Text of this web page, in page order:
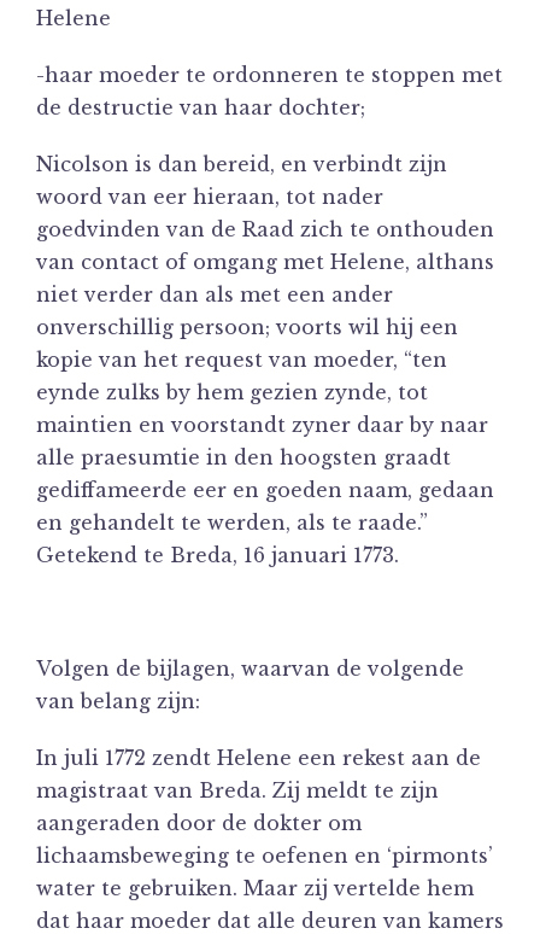
Helene
-haar moeder te ordonneren te stoppen met
de destructie van haar dochter;
Nicolson is dan bereid, en verbindt zijn
woord van eer hieraan, tot nader
goedvinden van de Raad zich te onthouden
van contact of omgang met Helene, althans
niet verder dan als met een ander
onverschillig persoon; voorts wil hij een
kopie van het request van moeder, “ten
eynde zulks by hem gezien zynde, tot
maintien en voorstandt zyner daar by naar
alle praesumtie in den hoogsten graadt
gediffameerde eer en goeden naam, gedaan
en gehandelt te werden, als te raade.”
Getekend te Breda, 16 januari 1773.
Volgen de bijlagen, waarvan de volgende
van belang zijn:
In juli 1772 zendt Helene een rekest aan de
magistraat van Breda. Zij meldt te zijn
aangeraden door de dokter om
lichaamsbeweging te oefenen en ‘pirmonts’
water te gebruiken. Maar zij vertelde hem
dat haar moeder dat alle deuren van kamers